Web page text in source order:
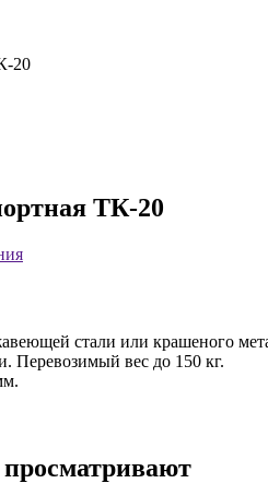
20
ТК-20
стали или крашеного
Перевозимый вес до 150 кг.